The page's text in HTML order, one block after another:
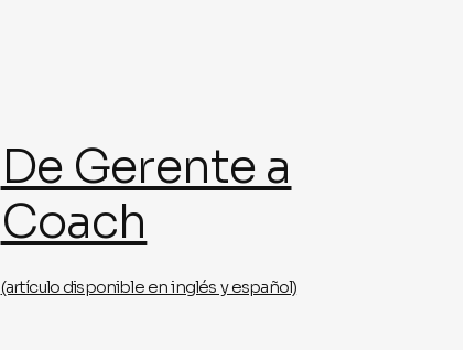
De Gerente a
Coach
(artículo disponible en inglés y español)